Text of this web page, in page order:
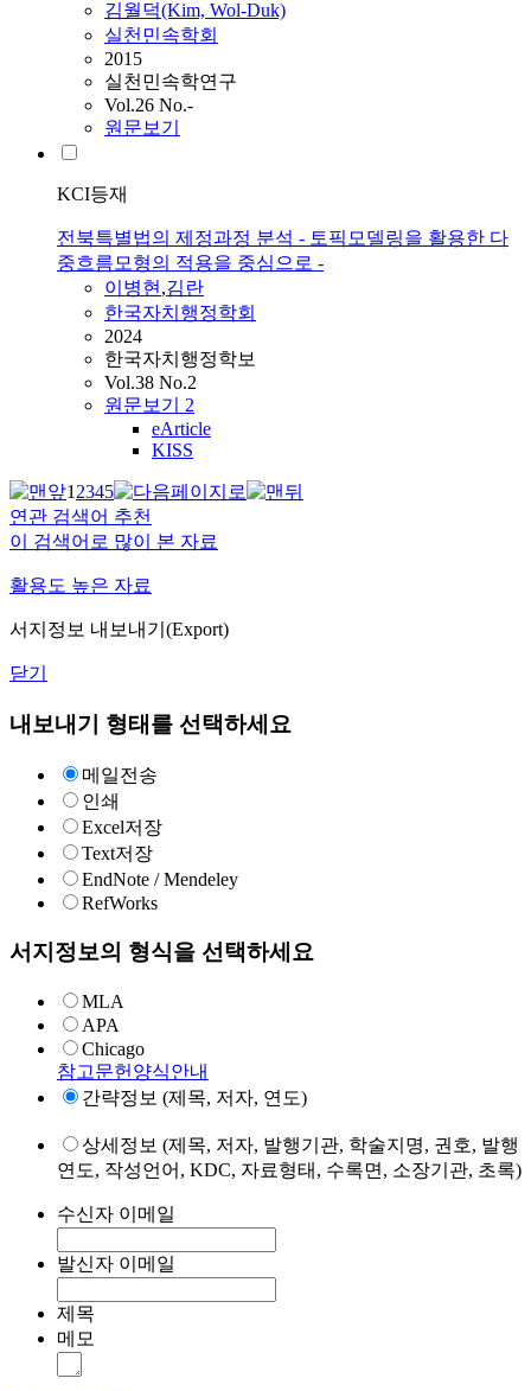
김월덕(Kim, Wol-Duk)
실천민속학회
2015
실천민속학연구
Vol.26 No.-
원문보기
KCI등재
전북특별법의 제정과정 분석 - 토픽모델링을 활용한 다
중흐름모형의 적용을 중심으로 -
이병현,김란
한국자치행정학회
2024
한국자치행정학보
Vol.38 No.2
원문보기 2
eArticle
KISS
12345
연관 검색어 추천
이 검색어로 많이 본 자료
활용도 높은 자료
서지정보 내보내기(Export)
닫기
내보내기 형태를 선택하세요
메일전송
인쇄
Excel저장
Text저장
EndNote / Mendeley
RefWorks
서지정보의 형식을 선택하세요
MLA
APA
Chicago
참고문헌양식안내
간략정보 (제목, 저자, 연도)
상세정보 (제목, 저자, 발행기관, 학술지명, 권호, 발행
연도, 작성언어, KDC, 자료형태, 수록면, 소장기관, 초록)
수신자 이메일
발신자 이메일
제목
메모